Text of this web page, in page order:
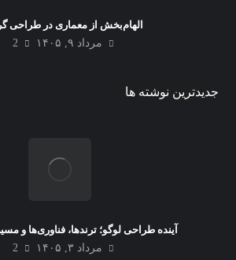
الهام‌بخش از معماری در طراحی
مرداد ۹, ۱۴۰۵
2
جدیدترین نوشته ها
آینده طراحی لوگو؛ ترندها، فناوری‌ها و
مرداد ۳, ۱۴۰۵
2